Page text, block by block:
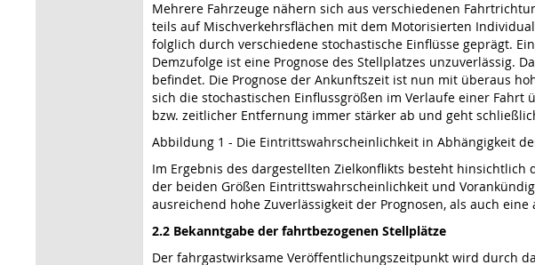
Mehrere Fahrzeuge nähern sich aus verschiedenen
teils auf Mischverkehrsflächen mit dem Motorisierten
folglich durch verschiedene stochastische Einflüsse geprägt.
Demzufolge ist eine Prognose des Stellplatzes unzuverlässig.
befindet. Die Prognose der Ankunftszeit ist nun mit überaus
sich die stochastischen Einflussgrößen im Verlaufe einer
bzw. zeitlicher Entfernung immer stärker ab und geht
Abbildung 1 - Die Eintrittswahrscheinlichkeit in Abhängigkeit
Im Ergebnis des dargestellten Zielkonflikts besteht
der beiden Größen Eintrittswahrscheinlichkeit und
ausreichend hohe Zuverlässigkeit der Prognosen, als auch
2.2 Bekanntgabe der fahrtbezogenen Stellplätze
Der fahrgastwirksame Veröffentlichungszeitpunkt wird durch